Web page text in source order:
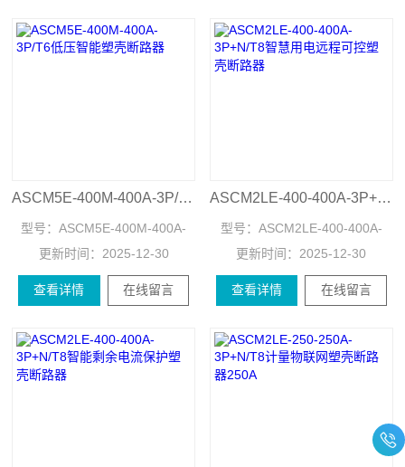
ASCM5E-400M-400A-3P/T6低压智能塑壳断路器
型号： ASCM5E-400M-400A-
3P/T6
更新时间： 2025-12-30
查看详情 在线留言
ASCM2LE-400-400A-3P+N/T8智慧用电远程可控塑壳断路器
型号： ASCM2LE-400-400A-
3P+N/T8
更新时间： 2025-12-30
查看详情 在线留言